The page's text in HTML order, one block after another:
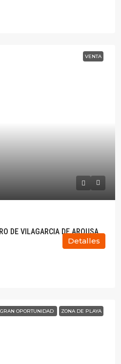
VENTA
DE VILAGARCIA DE AROUSA.
Detalles
GRAN OPORTUNIDAD ZONA DE PLAYA